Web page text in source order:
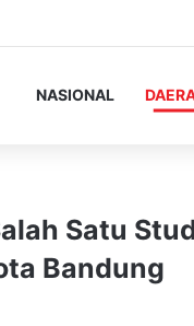
NASIONAL
Satu
Bandung